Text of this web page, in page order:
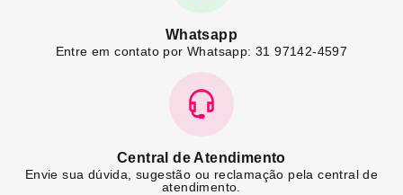
Whatsapp
Entre em contato por Whatsapp: 31 97142-4597
Central de Atendimento
Envie sua dúvida, sugestão ou reclamação pela central de
atendimento.